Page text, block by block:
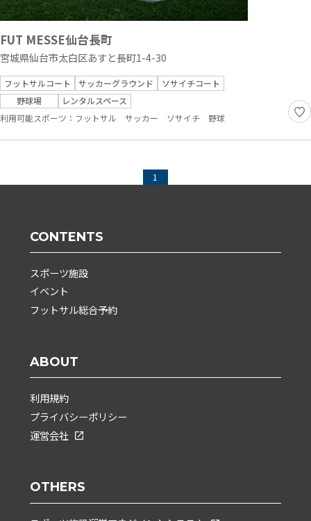
FUT MESSE仙台長町
宮城県仙台市太白区あすと長町1-4-30
フットサルコート サッカーグラウンド
ソサイチコート
野球場
レンタルスペース
利用可能スポーツ： フットサル サッカー ソサイチ 野球
1
CONTENTS
スポーツ施設
イベント
フットサル総合予約
ABOUT
利用規約
プライバシーポリシー
運営会社
OTHERS